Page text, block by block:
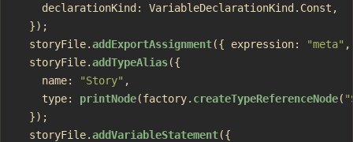
    declarationKind: VariableDeclarationKind.Const,
  });
  storyFile.
addExportAssignment({ expression: "meta" ,
  storyFile.
addTypeAlias({
    name:
"Story" ,
    type:
printNode(factory. createTypeReferenceNode(
  });
  storyFile.
addVariableStatement({